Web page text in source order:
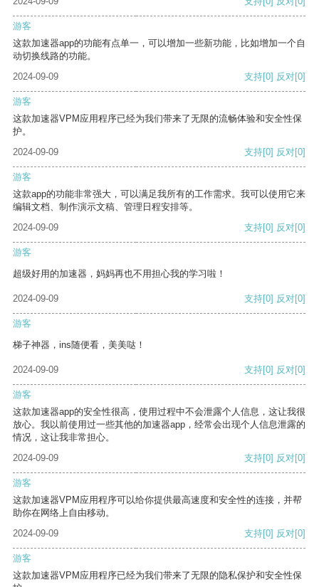
游客
这款加速器app的功能有点单一，可以增加一些新功能，比如增加一个自
动切换线路的功能。
2024-09-09
支持[0] 反对[0]
游客
这款加速器VPM应用程序已经为我们带来了无限的流畅体验和安全性保
护。
2024-09-09
支持[0] 反对[0]
游客
这款app的功能非常强大，可以满足我所有的工作需求。我可以使用它来
编辑文档、制作演示文稿、管理日程安排等。
2024-09-09
支持[0] 反对[0]
游客
超级好用的加速器，妈妈再也不用担心我的学习啦！
2024-09-09 支持[0] 反对[0]
游客
梯子神器，ins随便看，美美哒！
2024-09-09 支持[0] 反对[0]
游客
这款加速器app的安全性很高，使用过程中不会泄露个人信息，这让我很
放心。我以前使用过一些其他的加速器app，经常会出现个人信息泄露的
情况，这让我非常担心。
2024-09-09
支持[0] 反对[0]
游客
这款加速器VPM应用程序可以给你提供最高速度和安全性的连接，并帮
助你在网络上自由移动。
2024-09-09
支持[0] 反对[0]
游客
这款加速器VPM应用程序已经为我们带来了无限的隐私保护和安全性保